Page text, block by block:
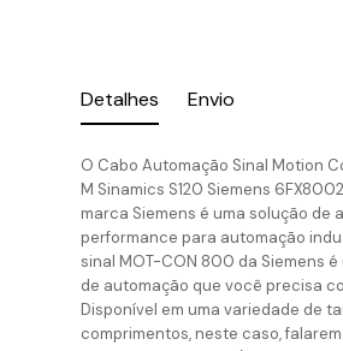
Detalhes Envio
O Cabo Automação Sinal Motion
M Sinamics S120 Siemens
marca Siemens é uma solução de
performance para automação
sinal MOT-CON 800 da Siemens é
de automação que você precisa
Disponível em uma variedade de
comprimentos, neste caso,